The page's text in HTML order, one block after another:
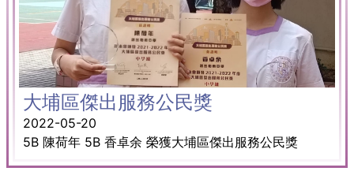
大埔區傑出服務公民獎
2022-05-20
5B 陳荷年 5B 香卓余 榮獲大埔區傑出服務公民獎